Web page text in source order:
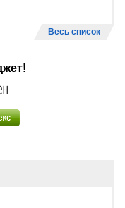
Весь список